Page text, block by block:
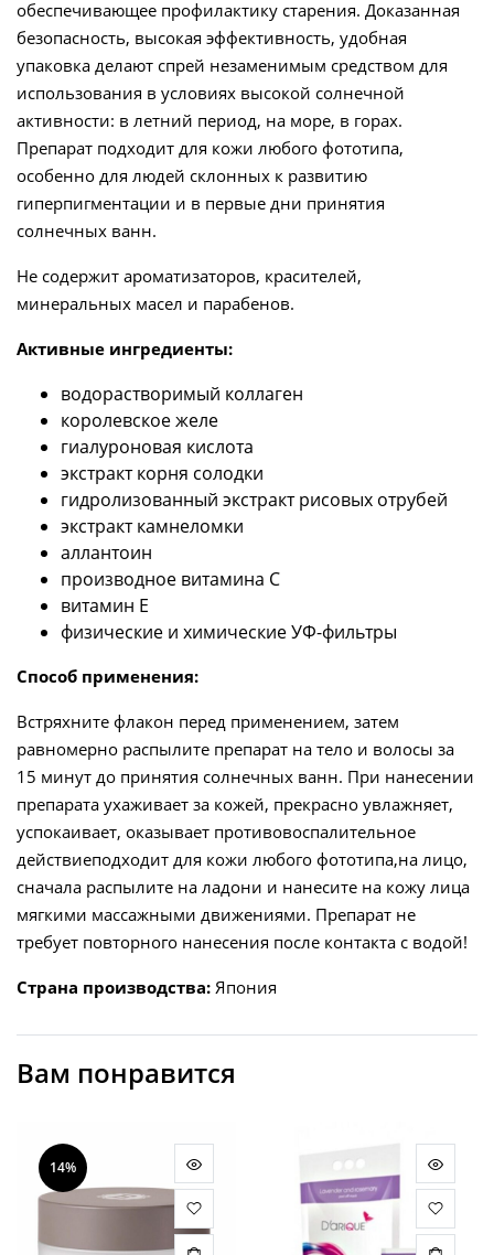
обеспечивающее профилактику старения. Доказанная
безопасность, высокая эффективность, удобная
упаковка делают спрей незаменимым средством для
использования в условиях высокой солнечной
активности: в летний период, на море, в горах.
Препарат подходит для кожи любого фототипа,
особенно для людей склонных к развитию
гиперпигментации и в первые дни принятия
солнечных ванн.
Не содержит ароматизаторов, красителей,
минеральных масел и парабенов.
Активные ингредиенты:
водорастворимый коллаген
королевское желе
гиалуроновая кислота
экстракт корня солодки
гидролизованный экстракт рисовых отрубей
экстракт камнеломки
аллантоин
производное витамина С
витамин Е
физические и химические УФ-фильтры
Способ применения:
Встряхните флакон перед применением, затем
равномерно распылите препарат на тело и волосы за
15 минут до принятия солнечных ванн. При нанесении
препарата ухаживает за кожей, прекрасно увлажняет,
успокаивает, оказывает противовоспалительное
действиеподходит для кожи любого фототипа,на лицо,
сначала распылите на ладони и нанесите на кожу лица
мягкими массажными движениями. Препарат не
требует повторного нанесения после контакта с водой!
Страна производства: Япония
Вам понравится
14%